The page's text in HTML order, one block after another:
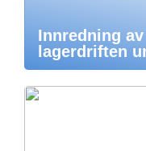
Innredning
lagerdriften